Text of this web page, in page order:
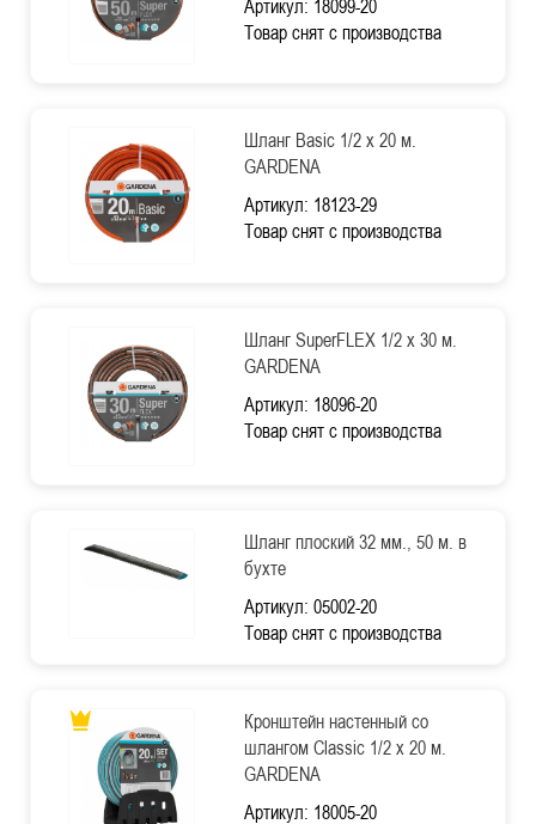
Артикул: 18099-20
Товар снят с производства
Шланг Basic 1/2 х 20 м.
GARDENA
Артикул: 18123-29
Товар снят с производства
Шланг SuperFLEX 1/2 х 30 м.
GARDENA
Артикул: 18096-20
Товар снят с производства
Шланг плоский 32 мм., 50 м. в
бухте
Артикул: 05002-20
Товар снят с производства
Кронштейн настенный со
шлангом Classic 1/2 х 20 м.
GARDENA
Артикул: 18005-20